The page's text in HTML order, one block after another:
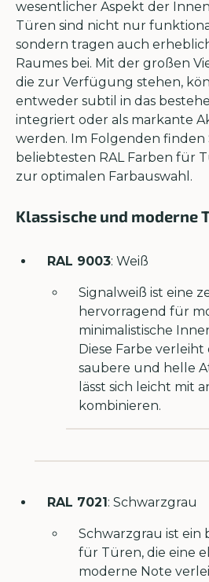
wesentlicher Aspekt der
Türen sind nicht nur
sondern tragen auch
Raumes bei. Mit der großen
die zur Verfügung stehen,
entweder subtil in das
integriert oder als markante
werden. Im Folgenden finden
beliebtesten RAL Farben für
zur optimalen Farbauswahl.
Klassische und moderne
RAL 9003: Weiß
Signalweiß ist eine
hervorragend für
minimalistische
Diese Farbe
saubere und helle
lässt sich leicht mit
kombinieren.
RAL 7021 : Schwarzgrau
Schwarzgrau ist ein
für Türen, die eine
moderne Note